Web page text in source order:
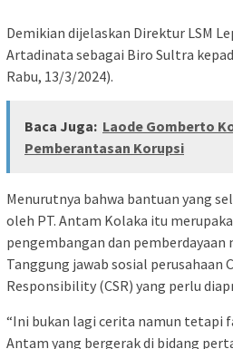
Demikian dijelaskan Direktur LSM
Artadinata sebagai Biro Sultra
Rabu, 13/3/2024).
Baca Juga: Laode Gomberto
Pemberantasan Korupsi
Menurutnya bahwa bantuan yang
oleh PT. Antam Kolaka itu
pengembangan dan pemberdayaan
Tanggung jawab sosial perusahaan
Responsibility (CSR) yang perlu
“Ini bukan lagi cerita namun tetapi
Antam yang bergerak di bidang